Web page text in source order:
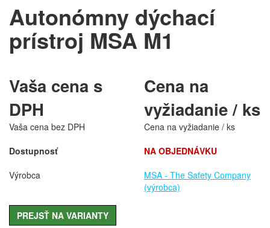
Autonómny dýchací
prístroj MSA M1
Vaša cena s
DPH
Cena na
vyžiadanie / ks
Vaša cena bez DPH
Cena na vyžiadanie / ks
Dostupnosť
NA OBJEDNÁVKU
Výrobca
MSA - The Safety Company
(výrobca)
PREJSŤ NA VARIANTY